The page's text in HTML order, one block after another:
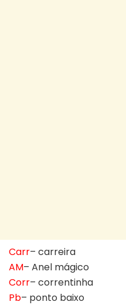
Carr– carreira
AM– Anel mágico
Corr– correntinha
Pb– ponto baixo